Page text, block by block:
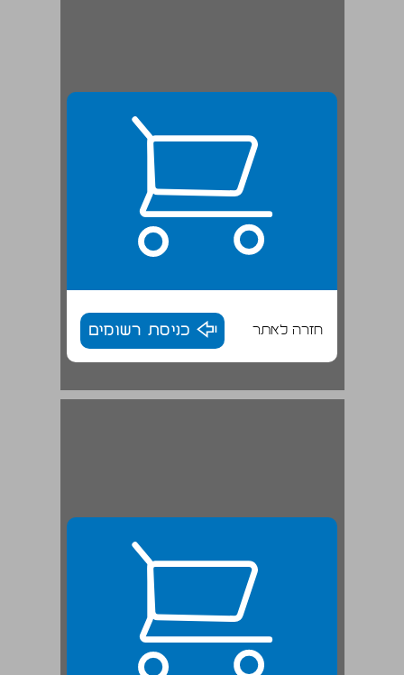
חזרה לאתר כניסת רשומים